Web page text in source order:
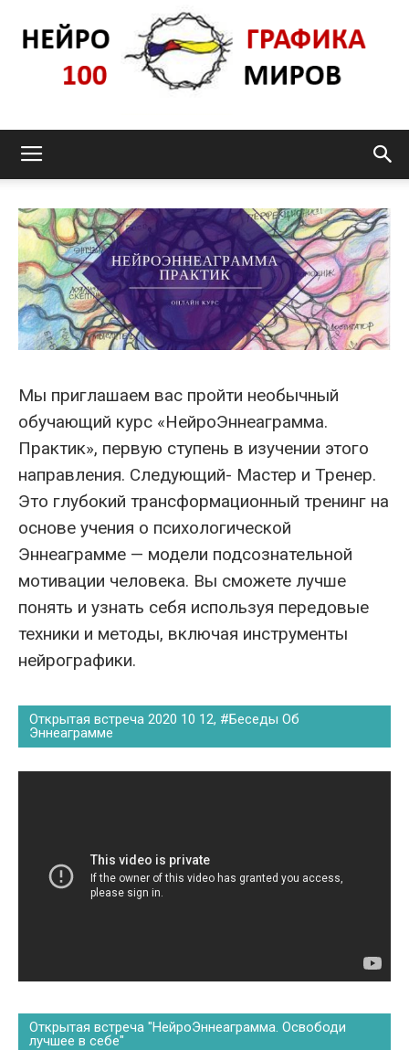
Мы приглашаем вас пройти необычный
обучающий курс «НейроЭннеаграмма.
Практик», первую ступень в изучении этого
направления. Следующий- Мастер и Тренер.
Это глубокий трансформационный тренинг на
основе учения о психологической
Эннеаграмме — модели подсознательной
мотивации человека. Вы сможете лучше
понять и узнать себя используя передовые
техники и методы, включая инструменты
нейрографики.
Открытая встреча 2020 10 12, #Беседы Об
Эннеаграмме
Открытая встреча "НейроЭннеаграмма. Освободи
лучшее в себе"